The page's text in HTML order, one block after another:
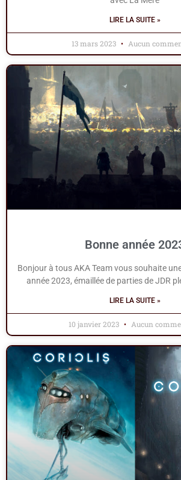
LIRE LA SUITE »
13 mars 2023 Aucun
Bonne année
Bonjour à tous AKA Team vous souhaite
année 2023, émaillée de parties de JDR
LIRE LA SUITE »
10 janvier 2023 Aucun